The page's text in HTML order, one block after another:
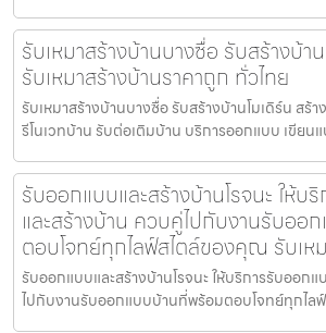
รับเหมาสร้างบ้านบางซื่อ รับสร้างบ้
รับเหมาสร้างบ้านราคาถูก ทั่วไทย
รับเหมาสร้างบ้านบางซื่อ รับสร้างบ้านโมเดิร์น สร้
รีโนเวทบ้าน รับต่อเติมบ้าน บริการออกแบบ เขียน
รับออกแบบและสร้างบ้านโรจนะ ให้บ
และสร้างบ้าน ควบคู่ไปกับงานรับออ
ตอบโจทย์ทุกไลฟ์สไตล์ของคุณ รับเห
รับออกแบบและสร้างบ้านโรจนะ ให้บริการรับออก
ไปกับงานรับออกแบบบ้านที่พร้อมตอบโจทย์ทุกไล